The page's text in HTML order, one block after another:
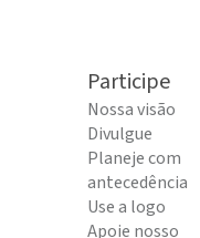
Participe
Nossa visão
Divulgue
Planeje com
antecedência
Use a logo
Apoie nosso